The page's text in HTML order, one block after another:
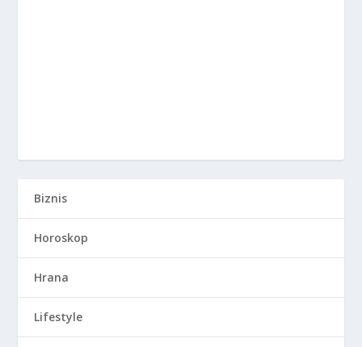
Biznis
Horoskop
Hrana
Lifestyle